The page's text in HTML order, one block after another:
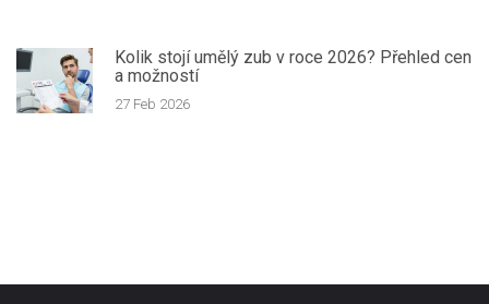
Kolik stojí umělý zub v roce 2026? Přehled cen
a možností
27 Feb 2026